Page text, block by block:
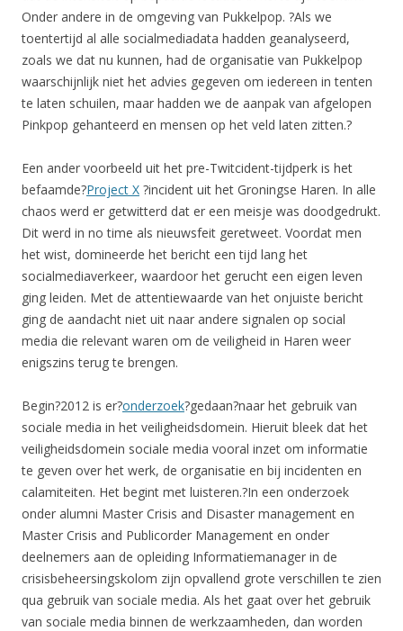
Onder andere in de omgeving van Pukkelpop. ?Als we
toentertijd al alle socialmediadata hadden geanalyseerd,
zoals we dat nu kunnen, had de organisatie van Pukkelpop
waarschijnlijk niet het advies gegeven om iedereen in tenten
te laten schuilen, maar hadden we de aanpak van afgelopen
Pinkpop gehanteerd en mensen op het veld laten zitten.?
Een ander voorbeeld uit het pre-Twitcident-tijdperk is het
befaamde?Project X ?incident uit het Groningse Haren. In alle
chaos werd er getwitterd dat er een meisje was doodgedrukt.
Dit werd in no time als nieuwsfeit geretweet. Voordat men
het wist, domineerde het bericht een tijd lang het
socialmediaverkeer, waardoor het gerucht een eigen leven
ging leiden. Met de attentiewaarde van het onjuiste bericht
ging de aandacht niet uit naar andere signalen op social
media die relevant waren om de veiligheid in Haren weer
enigszins terug te brengen.
Begin?2012 is er?onderzoek?gedaan?naar het gebruik van
sociale media in het veiligheidsdomein. Hieruit bleek dat het
veiligheidsdomein sociale media vooral inzet om informatie
te geven over het werk, de organisatie en bij incidenten en
calamiteiten. Het begint met luisteren.?In een onderzoek
onder alumni Master Crisis and Disaster management en
Master Crisis and Publicorder Management en onder
deelnemers aan de opleiding Informatiemanager in de
crisisbeheersingskolom zijn opvallend grote verschillen te zien
qua gebruik van sociale media. Als het gaat over het gebruik
van sociale media binnen de werkzaamheden, dan worden